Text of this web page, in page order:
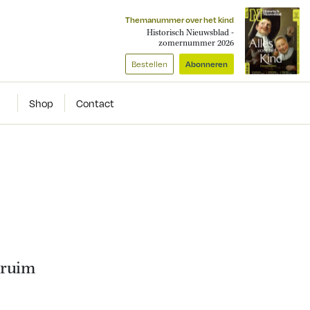
Themanummer over het kind
Historisch Nieuwsblad -
zomernummer 2026
Bestellen Abonneren
Shop Contact